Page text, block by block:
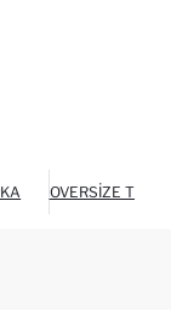
OVERSIZE